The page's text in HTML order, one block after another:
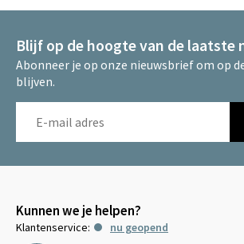
Blijf op de hoogte van de laatste
Abonneer je op onze nieuwsbrief om op
blijven.
Kunnen we je helpen?
Klantenservice:
nu geopend